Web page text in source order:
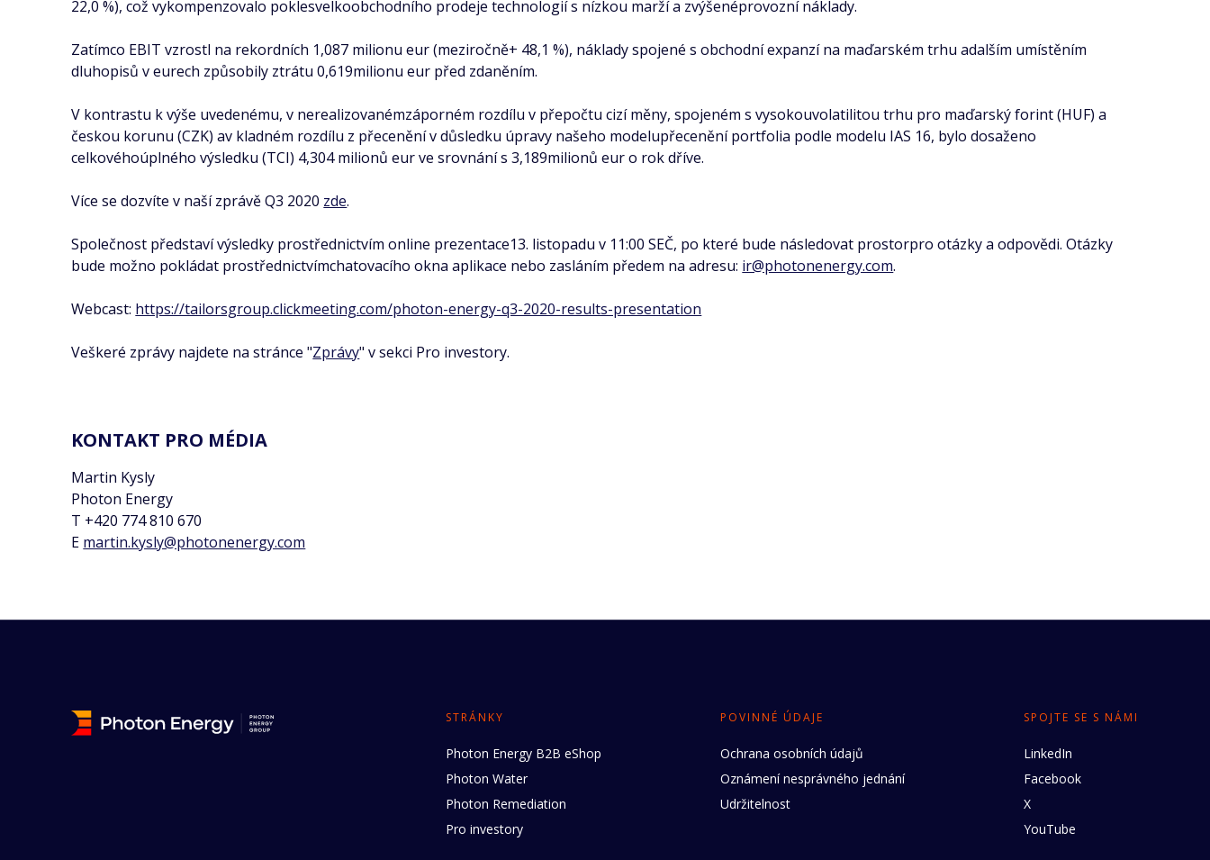
22,0 %), což vykompenzovalo poklesvelkoobchodního prodeje technologií s nízkou marží a zvýšenéprovozní náklady.
Zatímco EBIT vzrostl na rekordních 1,087 milionu eur (meziročně+ 48,1 %), náklady spojené s obchodní expanzí na maďarském trhu adalším umístěním
dluhopisů v eurech způsobily ztrátu 0,619milionu eur před zdaněním.
V kontrastu k výše uvedenému, v nerealizovanémzáporném rozdílu v přepočtu cizí měny, spojeném s vysokouvolatilitou trhu pro maďarský forint (HUF) a
českou korunu (CZK) av kladném rozdílu z přecenění v důsledku úpravy našeho modelupřecenění portfolia podle modelu IAS 16, bylo dosaženo
celkovéhoúplného výsledku (TCI) 4,304 milionů eur ve srovnání s 3,189milionů eur o rok dříve.
Více se dozvíte v naší zprávě Q3 2020 zde.
Společnost představí výsledky prostřednictvím online prezentace13. listopadu v 11:00 SEČ, po které bude následovat prostorpro otázky a odpovědi. Otázky
bude možno pokládat prostřednictvímchatovacího okna aplikace nebo zasláním předem na adresu: ir@photonenergy.com.
Webcast: https://tailorsgroup.clickmeeting.com/photon-energy-q3-2020-results-presentation
Veškeré zprávy najdete na stránce "Zprávy" v sekci Pro investory.
KONTAKT PRO MÉDIA
Martin Kysly
Photon Energy
T +420 774 810 670
E martin.kysly@photonenergy.com
STRÁNKY
Photon Energy B2B eShop
Photon Water
Photon Remediation
Pro investory
POVINNÉ ÚDAJE
Ochrana osobních údajů
Oznámení nesprávného jednání
Udržitelnost
SPOJTE SE S NÁMI
LinkedIn
Facebook
X
YouTube